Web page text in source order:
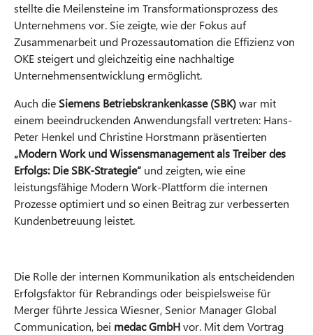
stellte die Meilensteine im Transformationsprozess des
Unternehmens vor. Sie zeigte, wie der Fokus auf
Zusammenarbeit und Prozessautomation die Effizienz von
OKE steigert und gleichzeitig eine nachhaltige
Unternehmensentwicklung ermöglicht.
Auch die Siemens Betriebskrankenkasse (SBK)war mit
einem beeindruckenden Anwendungsfall vertreten: Hans-
Peter Henkel und Christine Horstmann präsentierten
„Modern Work und Wissensmanagement als Treiber des
Erfolgs: Die SBK-Strategie“ und zeigten, wie eine
leistungsfähige Modern Work-Plattform die internen
Prozesse optimiert und so einen Beitrag zur verbesserten
Kundenbetreuung leistet.
Die Rolle der internen Kommunikation als entscheidenden
Erfolgsfaktor für Rebrandings oder beispielsweise für
Merger führte Jessica Wiesner, Senior Manager Global
Communication, bei medac GmbHvor. Mit dem Vortrag